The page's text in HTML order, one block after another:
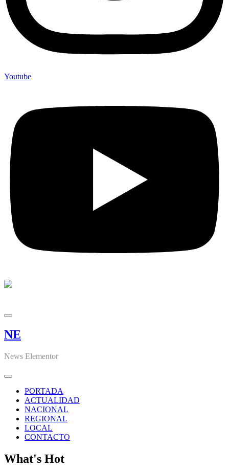
Youtube
NE
News Elementor
PORTADA
ACTUALIDAD
NACIONAL
REGIONAL
LOCAL
CONTACTO
What's Hot